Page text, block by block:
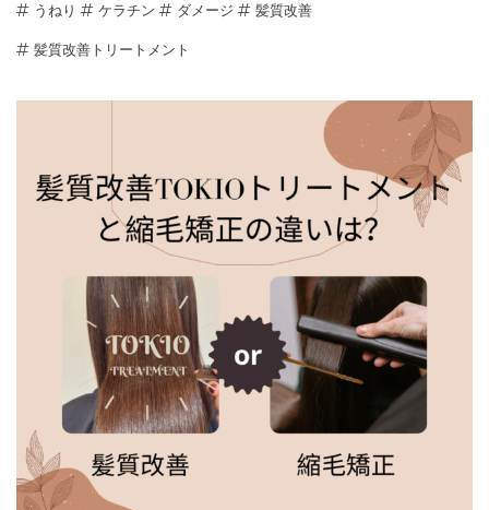
うねり ケラチン ダメージ 髪質改善
髪質改善トリートメント